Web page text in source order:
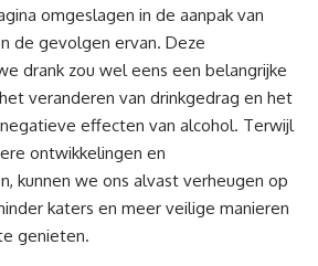
omgeslagen in de aanpak van
de gevolgen ervan. Deze
drank zou wel eens een belangrijke
veranderen van drinkgedrag en het
effecten van alcohol. Terwijl
ontwikkelingen en
kunnen we ons alvast verheugen op
katers en meer veilige manieren
genieten.